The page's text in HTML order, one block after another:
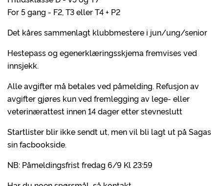
For 5 gang - F2, T3 eller T4 + P2
Det kåres sammenlagt klubbmestere i jun/ung/senior
Hestepass og egenerklæringsskjema fremvises ved
innsjekk.
Alle avgifter må betales ved påmelding. Refusjon av
avgifter gjøres kun ved fremlegging av lege- eller
veterinærattest innen 14 dager etter stevneslutt
Startlister blir ikke sendt ut, men vil bli lagt ut på Sagas
sin facbookside.
NB: Påmeldingsfrist fredag 6/9 Kl 23:59